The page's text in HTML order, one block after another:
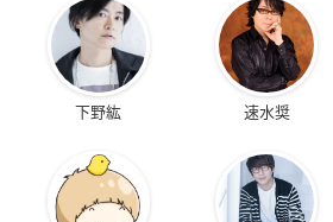
下野紘 速水奨